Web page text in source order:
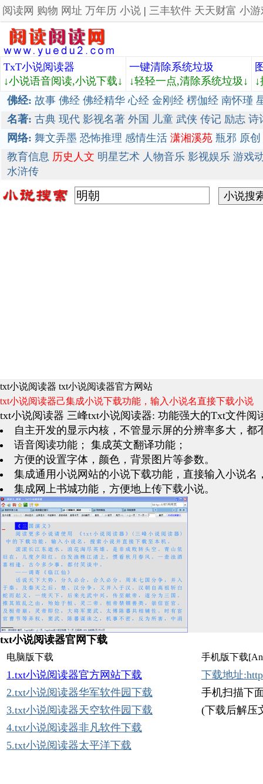
阅读网 购物 网址 万年历 小说 | 三丰软件 天天财富 小游
TxT小说阅读器
↓小说语音阅读,小说下载↓
一键清除系统垃圾
↓轻轻一点,清除系统垃圾↓
佛经: 故事 佛经 佛经精华 心经 金刚经 楞伽经 南怀瑾
名著: 古典 现代 影视名著 外国 儿童 武侠 传记 励志 诗
网络: 舞文弄墨 恐怖推理 感情生活 潇湘溪苑 瓶邪 原创
教育信息 历史人文 明星艺术 人物音乐 影视娱乐 游戏
水浒传
txt小说阅读器 txt小说阅读器官方网站
txt小说阅读器己集成小说下载功能，输入小说名直接下载小说
txt小说阅读器 三峰txt小说阅读器: 功能强大的Txt文件阅
自主开发的显示内核，不管显示屏的分辨率多大，都
语音阅读功能； 集成英文翻译功能；
方便的设置字体，颜色，背景图片等参数。
集成通用小说网站的小说下载功能，直接输入小说名
集成网上书城功能，方便地上传下载小说。
txt小说阅读器官网下载
电脑版下载
1.txt小说阅读器官方网站下载
2.txt小说阅读器华军软件园下载
3.txt小说阅读器天空软件园下载
4.txt小说阅读器非凡软件下载
5.txt小说阅读器太平洋下载
手机版下载
下载地址
手机扫描下
(下载后解压